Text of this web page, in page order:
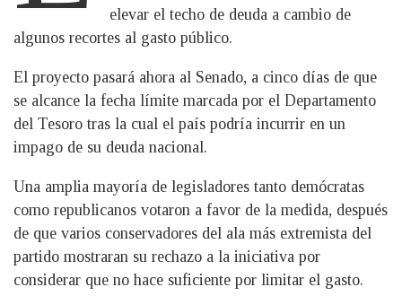
elevar el techo de deuda a cambio de
algunos recortes al gasto público.
El proyecto pasará ahora al Senado, a cinco días de que
se alcance la fecha límite marcada por el Departamento
del Tesoro tras la cual el país podría incurrir en un
impago de su deuda nacional.
Una amplia mayoría de legisladores tanto demócratas
como republicanos votaron a favor de la medida, después
de que varios conservadores del ala más extremista del
partido mostraran su rechazo a la iniciativa por
considerar que no hace suficiente por limitar el gasto.